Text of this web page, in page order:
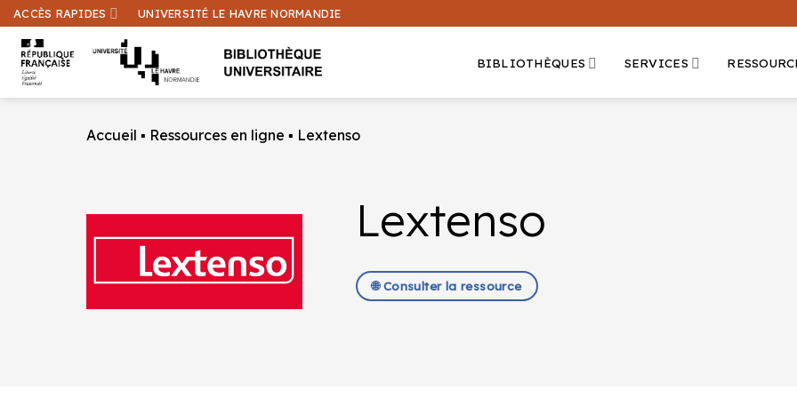
Passer
au
contenu
ACCÈS RAPIDES UNIVERSITÉ LE HAVRE NORMANDIE
BIBLIOTHÈQUES SERVICES
Accueil ▪ Ressources en ligne ▪ Lextenso
Lextenso
🌐 Consulter la ressource